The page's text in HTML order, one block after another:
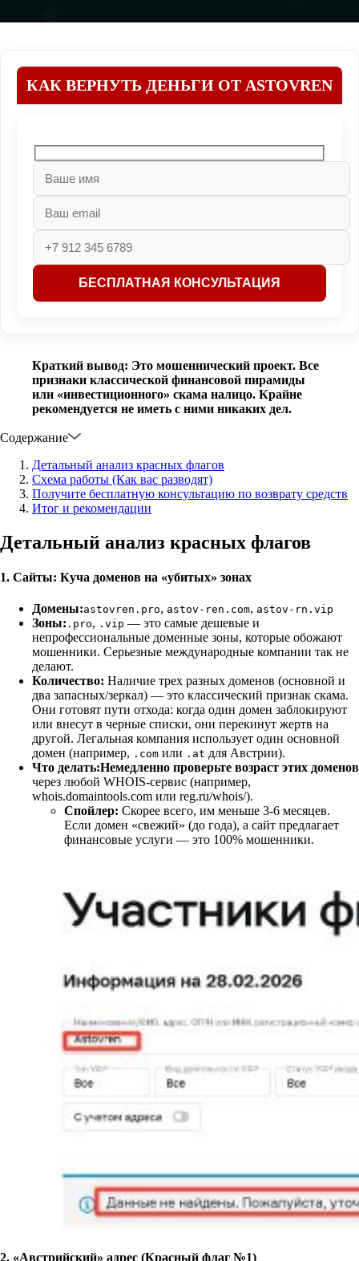
КАК ВЕРНУТЬ ДЕНЬГИ ОТ ASTOVREN
Краткий вывод: Это мошеннический проект. Все
признаки классической финансовой пирамиды
или «инвестиционного» скама налицо. Крайне
рекомендуется не иметь с ними никаких дел.
Содержание
Детальный анализ красных флагов
Схема работы (Как вас разводят)
Получите бесплатную консультацию по возврату средств
Итог и рекомендации
Детальный анализ красных флагов
1. Сайты: Куча доменов на «убитых» зонах
Домены:astovren.pro, astov-ren.com, astov-rn.vip
Зоны: .pro, .vip — это самые дешевые и
непрофессиональные доменные зоны, которые обожают
мошенники. Серьезные международные компании так не
делают.
Количество: Наличие трех разных доменов (основной и
два запасных/зеркал) — это классический признак скама.
Они готовят пути отхода: когда один домен заблокируют
или внесут в черные списки, они перекинут жертв на
другой. Легальная компания использует один основной
домен (например, .com или .at для Австрии).
Что делать:Немедленно проверьте возраст этих доменов
через любой WHOIS-сервис (например,
whois.domaintools.com или reg.ru/whois/).
Спойлер: Скорее всего, им меньше 3-6 месяцев.
Если домен «свежий» (до года), а сайт предлагает
финансовые услуги — это 100% мошенники.
2. «Австрийский» адрес (Красный флаг №1)